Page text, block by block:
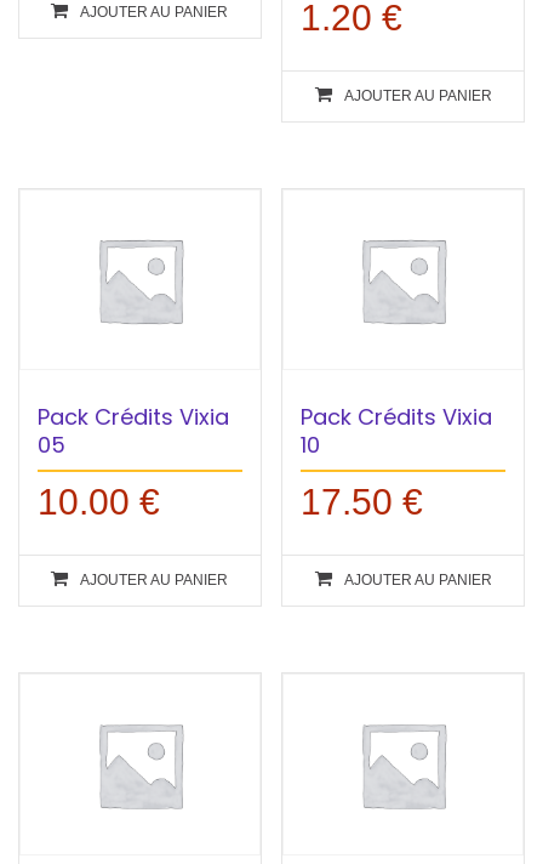
AJOUTER AU PANIER 1.20€
AJOUTER AU PANIER
Pack Crédits Vixia
05
10.00 €
AJOUTER AU PANIER
Pack Crédits Vixia
10
17.50€
AJOUTER AU PANIER